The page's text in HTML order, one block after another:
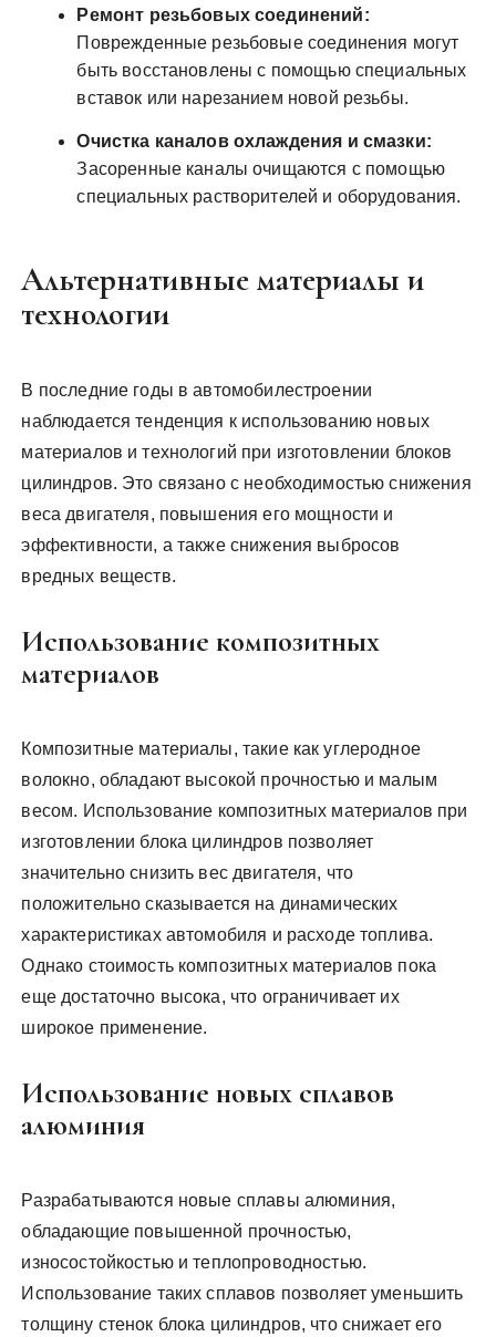
Ремонт резьбовых соединений:
Поврежденные резьбовые соединения могут
быть восстановлены с помощью специальных
вставок или нарезанием новой резьбы.
Очистка каналов охлаждения и смазки:
Засоренные каналы очищаются с помощью
специальных растворителей и оборудования.
Альтернативные материалы и
технологии
В последние годы в автомобилестроении
наблюдается тенденция к использованию новых
материалов и технологий при изготовлении блоков
цилиндров. Это связано с необходимостью снижения
веса двигателя, повышения его мощности и
эффективности, а также снижения выбросов
вредных веществ.
Использование композитных
материалов
Композитные материалы, такие как углеродное
волокно, обладают высокой прочностью и малым
весом. Использование композитных материалов при
изготовлении блока цилиндров позволяет
значительно снизить вес двигателя, что
положительно сказывается на динамических
характеристиках автомобиля и расходе топлива.
Однако стоимость композитных материалов пока
еще достаточно высока, что ограничивает их
широкое применение.
Использование новых сплавов
алюминия
Разрабатываются новые сплавы алюминия,
обладающие повышенной прочностью,
износостойкостью и теплопроводностью.
Использование таких сплавов позволяет уменьшить
толщину стенок блока цилиндров, что снижает его